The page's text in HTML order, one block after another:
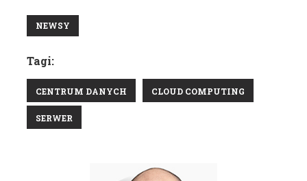
NEWSY
Tagi:
CENTRUM DANYCH CLOUD COMPUTING
SERWER